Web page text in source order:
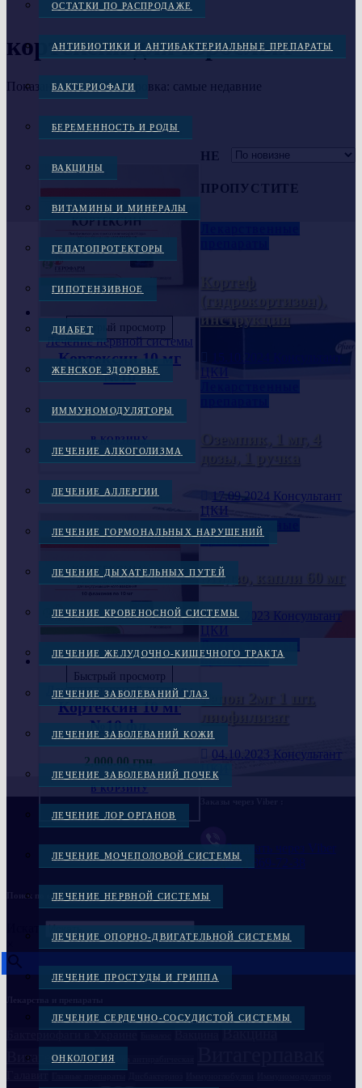
ОСТАТКИ ПО РАСПРОДАЖЕ
АНТИБИОТИКИ И АНТИБАКТЕРИАЛЬНЫЕ ПРЕПАРАТЫ
БАКТЕРИОФАГИ
БЕРЕМЕННОСТЬ И РОДЫ
ВАКЦИНЫ
ВИТАМИНЫ И МИНЕРАЛЫ
ГЕПАТОПРОТЕКТОРЫ
ГИПОТЕНЗИВНОЕ
ДИАБЕТ
ЖЕНСКОЕ ЗДОРОВЬЕ
ИММУНОМОДУЛЯТОРЫ
ЛЕЧЕНИЕ АЛКОГОЛИЗМА
ЛЕЧЕНИЕ АЛЛЕРГИИ
ЛЕЧЕНИЕ ГОРМОНАЛЬНЫХ НАРУШЕНИЙ
ЛЕЧЕНИЕ ДЫХАТЕЛЬНЫХ ПУТЕЙ
ЛЕЧЕНИЕ КРОВЕНОСНОЙ СИСТЕМЫ
ЛЕЧЕНИЕ ЖЕЛУДОЧНО-КИШЕЧНОГО ТРАКТА
ЛЕЧЕНИЕ ЗАБОЛЕВАНИЙ ГЛАЗ
ЛЕЧЕНИЕ ЗАБОЛЕВАНИЙ КОЖИ
ЛЕЧЕНИЕ ЗАБОЛЕВАНИЙ ПОЧЕК
ЛЕЧЕНИЕ ЛОР ОРГАНОВ
ЛЕЧЕНИЕ МОЧЕПОЛОВОЙ СИСТЕМЫ
ЛЕЧЕНИЕ НЕРВНОЙ СИСТЕМЫ
ЛЕЧЕНИЕ ОПОРНО-ДВИГАТЕЛЬНОЙ СИСТЕМЫ
ЛЕЧЕНИЕ ПРОСТУДЫ И ГРИППА
ЛЕЧЕНИЕ СЕРДЕЧНО-СОСУДИСТОЙ СИСТЕМЫ
ОНКОЛОГИЯ
кортексин для взрослых
Показаны все (2)Сортировка: самые недавние
Быстрый просмотр
Лечение нервной системы
Кортексин 10 мг
№10
2,000.00грн.
В КОРЗИНУ
Быстрый просмотр
Лечение нервной системы
Кортексин 10 мг
№10 фл.
2,000.00грн.
В КОРЗИНУ
НЕ
ПРОПУСТИТЕ
инструкция
Консультант
ЦКИ
17.09.2024 Консультант
ЦКИ
Лекарственные
препараты
Мидзо, капли 60 мг
21.11.2023 Консультант
ЦКИ
Лекарственные
препараты
Гепон 2мг 1 шт.
04.10.2023 Консультант
ЦКИ
Заказать через Viber
+38(097)-869-72-38
Поиск по названию
Искать
Бактериофаги в Украине Вакцина Вакцина
Витагерпавак Вакцина антирабическая
Галавит